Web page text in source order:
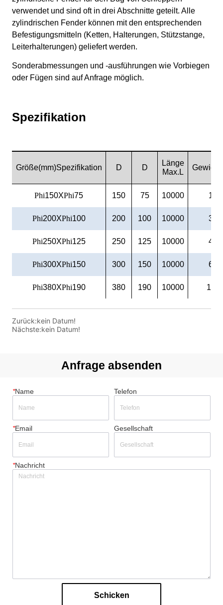
Zurück:kein Datum!
Nächste:kein Datum!
Anfrage absenden
*Name Telefon
*Email Gesellschaft
*Nachricht
Schicken